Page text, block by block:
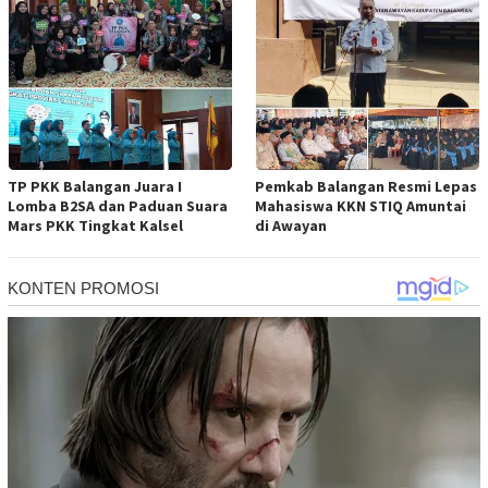
TP PKK Balangan Juara I
Lomba B2SA dan Paduan Suara
Mars PKK Tingkat Kalsel
Pemkab Balangan Resmi Lepas
Mahasiswa KKN STIQ Amuntai
di Awayan